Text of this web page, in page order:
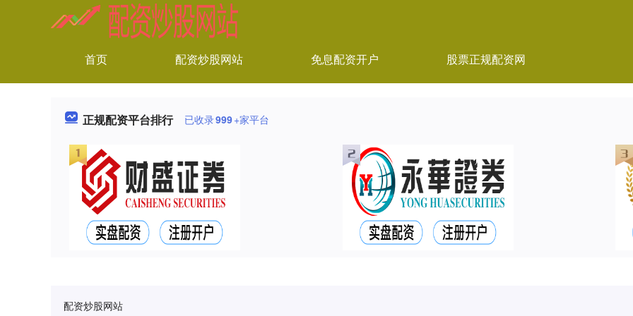
首页 配资炒股网站 免息配资开户 股票正规配资网
正规配资平台排行 已收录999+家平台
配资炒股网站